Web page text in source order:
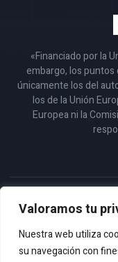
Valoramos tu
Nuestra web utiliza
su navegación con
«Financiado por la
embargo, los puntos
únicamente los del
los de la Unión
Europea ni la
Copyright 2023 ©
No hay cookies para